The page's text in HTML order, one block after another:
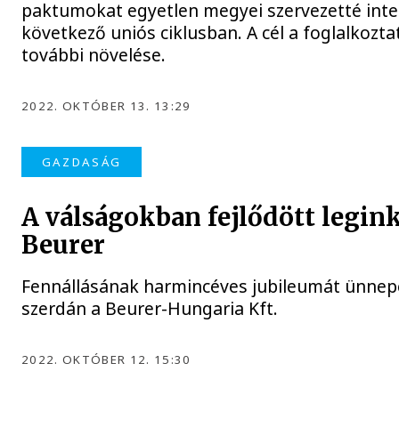
paktumokat egyetlen megyei szervezetté
következő uniós ciklusban. A cél a
további növelése.
2022. OKTÓBER 13. 13:29
GAZDASÁG
A válságokban fejlődött
Beurer
Fennállásának harmincéves jubileumát
szerdán a Beurer-Hungaria Kft.
2022. OKTÓBER 12. 15:30